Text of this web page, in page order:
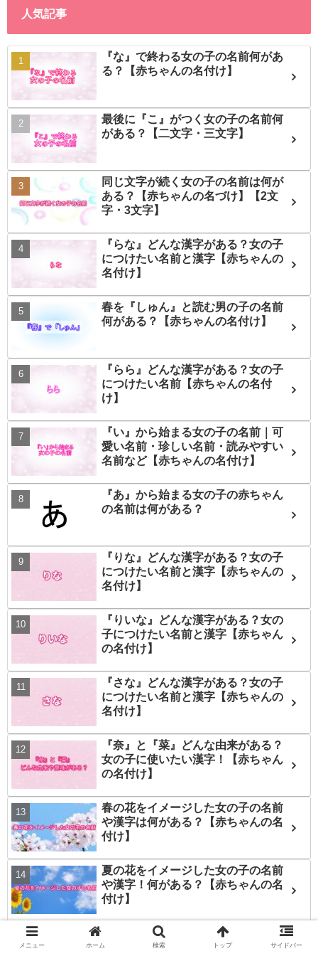
人気記事
『な』で終わる女の子の名前何があ
る？【赤ちゃんの名付け】
最後に『こ』がつく女の子の名前何
がある？【二文字・三文字】
同じ文字が続く女の子の名前は何が
ある？【赤ちゃんの名づけ】【2文
字・3文字】
『らな』どんな漢字がある？女の子
につけたい名前と漢字【赤ちゃんの
名付け】
春を『しゅん』と読む男の子の名前
何がある？【赤ちゃんの名付け】
『らら』どんな漢字がある？女の子
につけたい名前【赤ちゃんの名付
け】
『い』から始まる女の子の名前｜可
愛い名前・珍しい名前・読みやすい
名前など【赤ちゃんの名付け】
『あ』から始まる女の子の赤ちゃん
の名前は何がある？
『りな』どんな漢字がある？女の子
につけたい名前と漢字【赤ちゃんの
名付け】
『りいな』どんな漢字がある？女の
子につけたい名前と漢字【赤ちゃん
の名付け】
『さな』どんな漢字がある？女の子
につけたい名前と漢字【赤ちゃんの
名付け】
『奈』と『菜』どんな由来がある？
女の子に使いたい漢字！【赤ちゃん
の名付け】
春の花をイメージした女の子の名前
や漢字は何がある？【赤ちゃんの名
付け】
夏の花をイメージした女の子の名前
や漢字！何がある？【赤ちゃんの名
付け】
心を「み」と読む女の子の名前何が
ある？【赤ちゃんの名付け】
メニュー ホーム 検索 トップ サイドバー